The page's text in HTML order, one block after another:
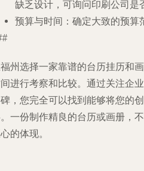
缺乏设计，可询问印刷公司是
预算与时间 ：确定大致的预算
州选择一家靠谱的台历挂历和
进行考察和比较。通过关注企
，您完全可以找到能够将您的
一份制作精良的台历或画册，
的体现。